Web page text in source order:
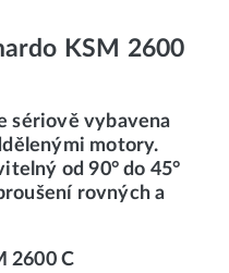
KSM 2600
sériově vybavena
motory.
od 90° do 45°
rovných a
2600 C